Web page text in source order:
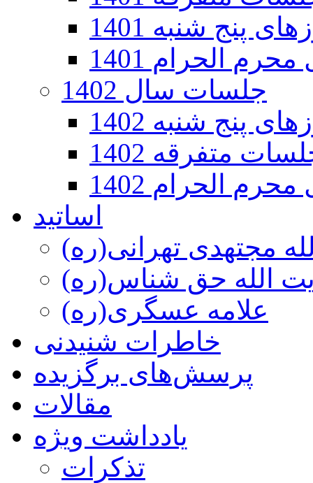
پنج شنبه 1401
الحرام 1401
جلسات سال 1402
پنج شنبه 1402
متفرقه 1402
الحرام 1402
اساتید
مجتهدی تهرانی(ره)
الله حق شناس(ره)
علامه عسگری(ره)
خاطرات شنیدنی
پرسش‌های برگزیده
مقالات
یادداشت ویژه
تذكرات